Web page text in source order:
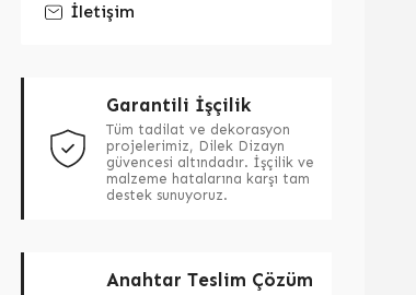
İletişim
Garantili İşçilik
Tüm tadilat ve dekorasyon
projelerimiz, Dilek Dizayn
güvencesi altındadır. İşçilik ve
malzeme hatalarına karşı tam
destek sunuyoruz.
Anahtar Teslim Çözüm